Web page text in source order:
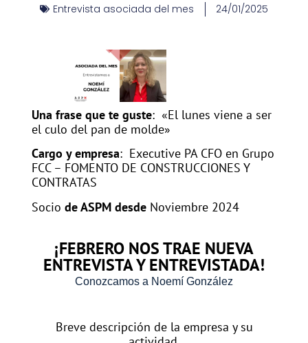
Entrevista asociada del mes 24/01/2025
Una frase que te guste: «El lunes viene a ser
el culo del pan de molde»
Cargo y empresa: Executive PA CFO en Grupo
FCC – FOMENTO DE CONSTRUCCIONES Y
CONTRATAS
Socio de ASPM desde Noviembre 2024
¡FEBRERO NOS TRAE NUEVA
ENTREVISTA Y ENTREVISTADA!
Conozcamos a Noemí González
Breve descripción de la empresa y su